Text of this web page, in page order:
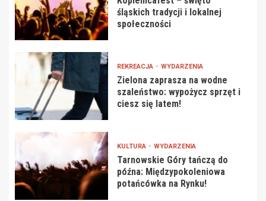
śląskich tradycji i lokalnej
społeczności
REKREACJA WYDARZENIA
Zielona zaprasza na wodne
szaleństwo: wypożycz sprzęt i
ciesz się latem!
KULTURA WYDARZENIA
Tarnowskie Góry tańczą do
późna: Międzypokoleniowa
potańcówka na Rynku!